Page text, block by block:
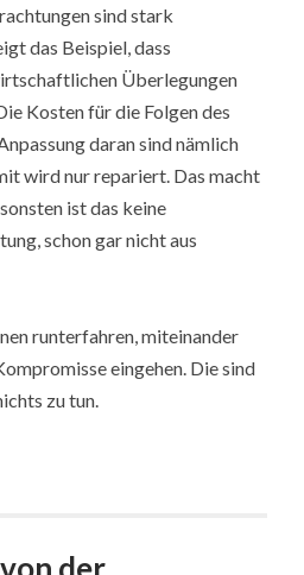
sind stark
das Beispiel, dass
Überlegungen
Kosten für die Folgen des
daran sind nämlich
wird nur repariert. Das macht
ist das keine
schon gar nicht aus
runterfahren, miteinander
eingehen. Die sind
zu tun.